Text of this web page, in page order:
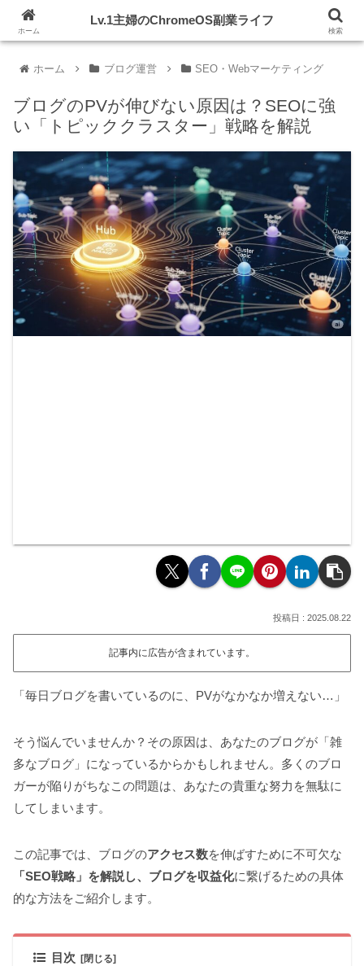
ホーム ブログ運営 SEO・Webマーケティング
ブログのPVが伸びない原因は？SEOに強
い「トピッククラスター」戦略を解説
2025.08.22
記事内に広告が含まれています。
「毎日ブログを書いているのに、PVがなかなか増えない…」
そう悩んでいませんか？その原因は、あなたのブログが「雑
多なブログ」になっているからかもしれません。多くのブロ
ガーが陥りがちなこの問題は、あなたの貴重な努力を無駄に
してしまいます。
この記事では、ブログのアクセス数を伸ばすために不可欠な
「SEO戦略」を解説し、ブログを収益化に繋げるための具体
的な方法をご紹介します。
目次
ホーム
Lv.1主婦のChromeOS副業ライフ
検索